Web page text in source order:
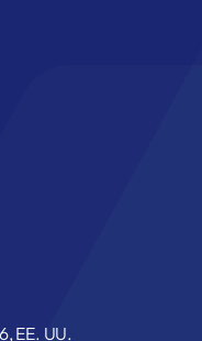
EE. UU.